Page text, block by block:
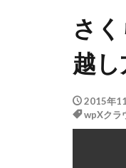
さ
越
2015年
wpXクラ